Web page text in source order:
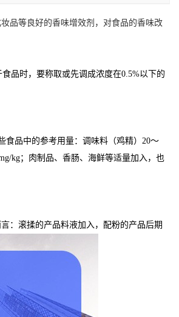
品等良好的香味增效剂，对食品的香味改
品时，要称取或先调成浓度在0.5%以下的
食品中的参考用量：调味料（鸡精）20～
kg；肉制品、香肠、海鲜等适量加入，也
：滚揉的产品料液加入，配粉的产品后期